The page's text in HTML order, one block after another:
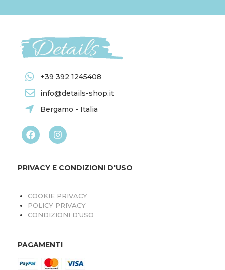
+39 392 1245408
info@details-shop.it
Bergamo - Italia
PRIVACY E CONDIZIONI D'USO
COOKIE PRIVACY
POLICY PRIVACY
CONDIZIONI D'USO
PAGAMENTI